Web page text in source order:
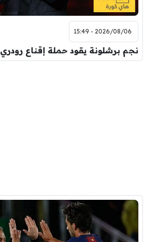
2026/08/06 - 15:49
نجم برشلونة يقود حملة إقناع رودري